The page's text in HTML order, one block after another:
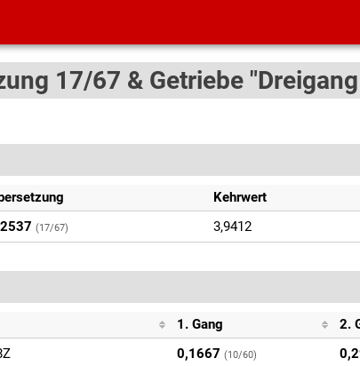
17/67 & Getriebe
Kehrwert
(17/67) 3,9412
1. Gang 2.
0,1667 (10/60)